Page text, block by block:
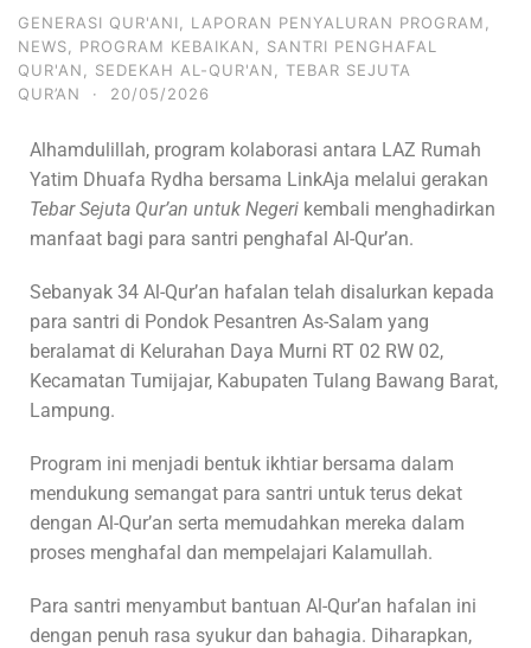
GENERASI QUR'ANI LAPORAN PENYALURAN PROGRAM
NEWS
PROGRAM KEBAIKAN
SANTRI PENGHAFAL
QUR'AN
SEDEKAH AL-QUR'AN
TEBAR SEJUTA
QUR’AN
· 20/05/2026
Alhamdulillah, program kolaborasi antara LAZ Rumah
Yatim Dhuafa Rydha bersama LinkAja melalui gerakan
Tebar Sejuta Qur’an untuk Negeri kembali menghadirkan
manfaat bagi para santri penghafal Al-Qur’an.
Sebanyak 34 Al-Qur’an hafalan telah disalurkan kepada
para santri di Pondok Pesantren As-Salam yang
beralamat di Kelurahan Daya Murni RT 02 RW 02,
Kecamatan Tumijajar, Kabupaten Tulang Bawang Barat,
Lampung.
Program ini menjadi bentuk ikhtiar bersama dalam
mendukung semangat para santri untuk terus dekat
dengan Al-Qur’an serta memudahkan mereka dalam
proses menghafal dan mempelajari Kalamullah.
Para santri menyambut bantuan Al-Qur’an hafalan ini
dengan penuh rasa syukur dan bahagia. Diharapkan,